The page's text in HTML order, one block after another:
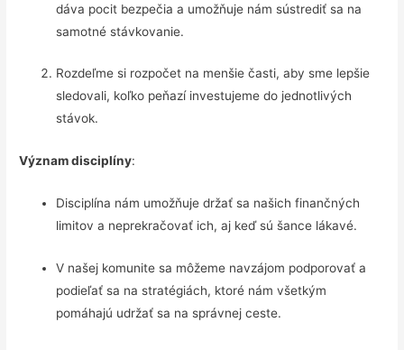
dáva pocit bezpečia a umožňuje nám sústrediť sa na
samotné stávkovanie.
Rozdeľme si rozpočet na menšie časti, aby sme lepšie
sledovali, koľko peňazí investujeme do jednotlivých
stávok.
Význam disciplíny:
Disciplína nám umožňuje držať sa našich finančných
limitov a neprekračovať ich, aj keď sú šance lákavé.
V našej komunite sa môžeme navzájom podporovať a
podieľať sa na stratégiách, ktoré nám všetkým
pomáhajú udržať sa na správnej ceste.